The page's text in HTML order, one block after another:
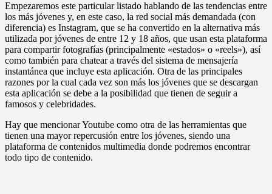
Empezaremos este particular listado hablando de las tendencias entre
los más jóvenes y, en este caso, la red social más demandada (con
diferencia) es Instagram, que se ha convertido en la alternativa más
utilizada por jóvenes de entre 12 y 18 años, que usan esta plataforma
para compartir fotografías (principalmente «estados» o «reels»), así
como también para chatear a través del sistema de mensajería
instantánea que incluye esta aplicación. Otra de las principales
razones por la cual cada vez son más los jóvenes que se descargan
esta aplicación se debe a la posibilidad que tienen de seguir a
famosos y celebridades.
Hay que mencionar Youtube como otra de las herramientas que
tienen una mayor repercusión entre los jóvenes, siendo una
plataforma de contenidos multimedia donde podremos encontrar
todo tipo de contenido.